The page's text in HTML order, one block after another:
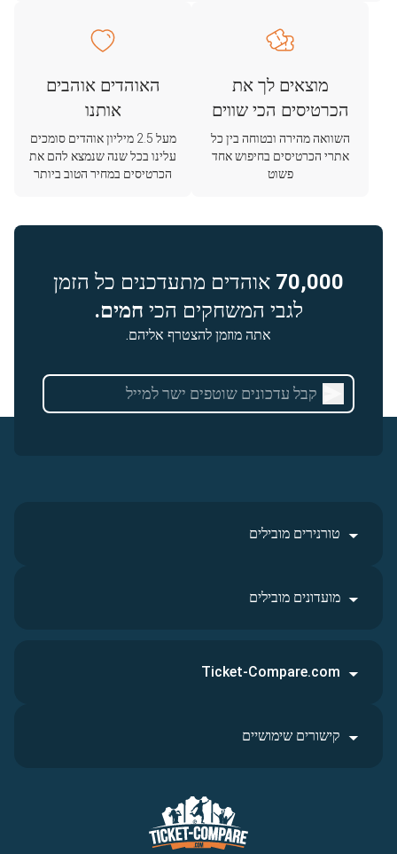
מוצאים לך את
הכרטיסים הכי שווים
השוואה מהירה ובטוחה בין כל
אתרי הכרטיסים בחיפוש אחד
פשוט
האוהדים אוהבים
אותנו
מעל 2.5 מיליון אוהדים סומכים
עלינו בכל שנה שנמצא להם את
הכרטיסים במחיר הטוב ביותר
70,000 אוהדים מתעדכנים כל הזמן
לגבי המשחקים הכי חמים.
אתה מוזמן להצטרף אליהם.
טורנירים מובילים
מועדונים מובילים
Ticket-Compare.com
קישורים שימושיים